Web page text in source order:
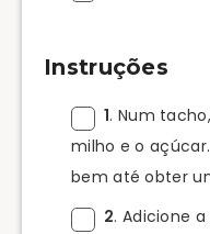
Instruções
1. Num
milho e o
bem até obter
2. Adicione